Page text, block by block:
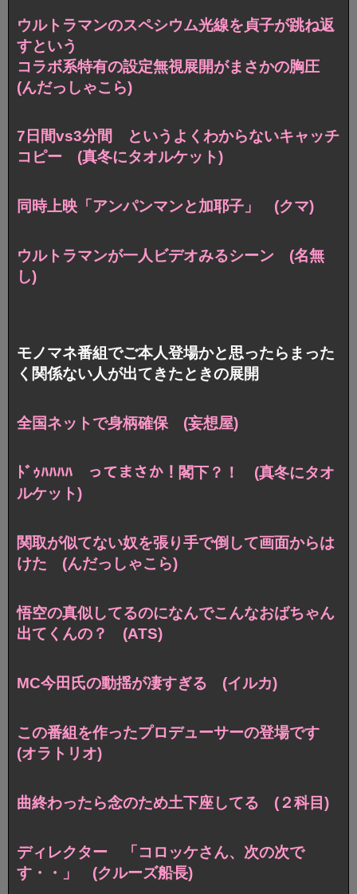
ウルトラマンのスペシウム光線を貞子が跳ね返
すという
コラボ系特有の設定無視展開がまさかの胸圧
(んだっしゃこら)
7日間vs3分間 というよくわからないキャッチ
コピー (真冬にタオルケット)
同時上映「アンパンマンと加耶子」 (クマ)
ウルトラマンが一人ビデオみるシーン (名無
し)
モノマネ番組でご本人登場かと思ったらまった
く関係ない人が出てきたときの展開
全国ネットで身柄確保 (妄想屋)
ﾄﾞｩﾊﾊﾊﾊ ってまさか！閣下？！ (真冬にタオ
ルケット)
関取が似てない奴を張り手で倒して画面からは
けた (んだっしゃこら)
悟空の真似してるのになんでこんなおばちゃん
出てくんの？ (ATS)
MC今田氏の動揺が凄すぎる (イルカ)
この番組を作ったプロデューサーの登場です
(オラトリオ)
曲終わったら念のため土下座してる (２科目)
ディレクター 「コロッケさん、次の次で
す・・」 (クルーズ船長)